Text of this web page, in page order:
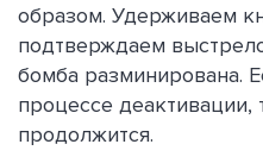
образом. Удерживаем
подтверждаем
бомба разминирована.
процессе деактивации,
продолжится.